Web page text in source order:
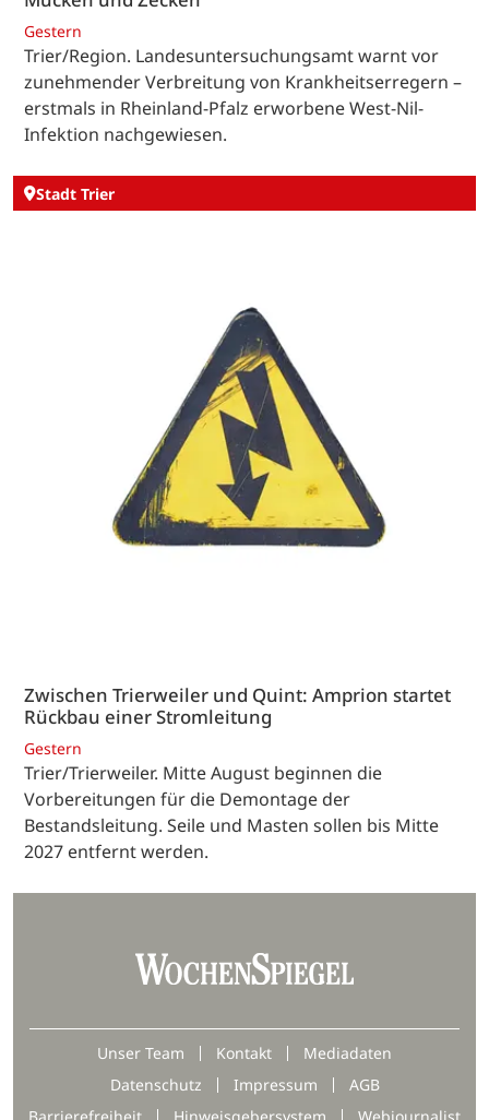
Gestern
Trier/Region. Landesuntersuchungsamt warnt vor
zunehmender Verbreitung von Krankheitserregern –
erstmals in Rheinland-Pfalz erworbene West-Nil-
Infektion nachgewiesen.
Stadt Trier
Zwischen Trierweiler und Quint: Amprion startet
Rückbau einer Stromleitung
Gestern
Trier/Trierweiler. Mitte August beginnen die
Vorbereitungen für die Demontage der
Bestandsleitung. Seile und Masten sollen bis Mitte
2027 entfernt werden.
Unser Team Kontakt
Mediadaten
Datenschutz
Impressum
AGB